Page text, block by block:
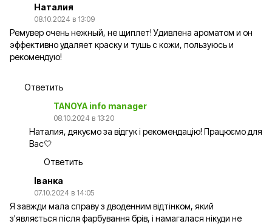
Наталия
08.10.2024 в 13:09
Ремувер очень нежный, не щиплет! Удивлена ароматом и он
эффективно удаляет краску и тушь с кожи, пользуюсь и
рекомендую!
Ответить
TANOYA info manager
08.10.2024 в 13:20
Наталия, дякуємо за відгук і рекомендацію! Працюємо для
Вас🤍
Ответить
Іванка
07.10.2024 в 14:05
Я завжди мала справу з дводенним відтінком, який
з'являється після фарбування брів, і намагалася нікуди не